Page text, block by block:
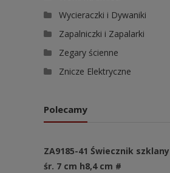
Wycieraczki i Dywaniki
Zapalniczki i Zapalarki
Zegary ścienne
Znicze Elektryczne
Polecamy
ZA9185-41 Świecznik szklany
śr. 7 cm h8,4 cm #